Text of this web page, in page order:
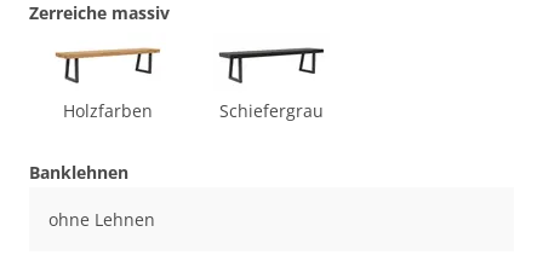
Zerreiche massiv
Holzfarben Schiefergrau
Banklehnen
ohne Lehnen